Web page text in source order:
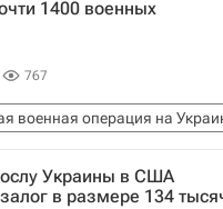
1400 военных
767
военная операция на
США
Киев
Яна Лантратова
Украины в США
в размере 134